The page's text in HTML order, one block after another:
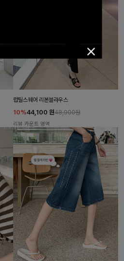
럽틸스퀘어 리본블라우스
10%44,100 원48,900원
리뷰 카운트 영역